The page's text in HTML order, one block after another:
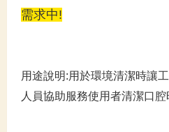
需求中!
用途說明:用於環境清潔時讓
人員協助服務使用者清潔口腔